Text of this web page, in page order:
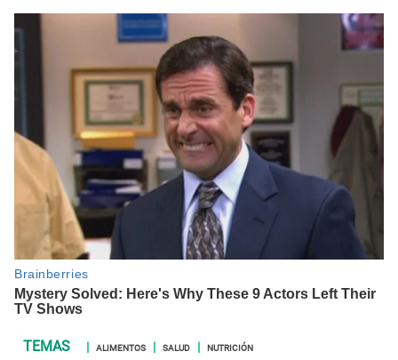
ALIMENTOS SALUD NUTRICIÓN